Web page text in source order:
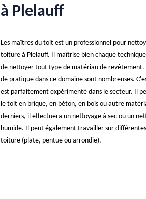
à Plelauff
Les maîtres du toit est un professionnel pour
toiture à Plelauff. Il maîtrise bien chaque
de nettoyer tout type de matériau de revêtement.
de pratique dans ce domaine sont nombreuses.
est parfaitement expérimenté dans le secteur. Il
le toit en brique, en béton, en bois ou autre
derniers, il effectuera un nettoyage à sec ou un
humide. Il peut également travailler sur
toiture (plate, pentue ou arrondie).